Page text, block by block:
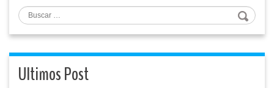
Buscar
Ultimos Post